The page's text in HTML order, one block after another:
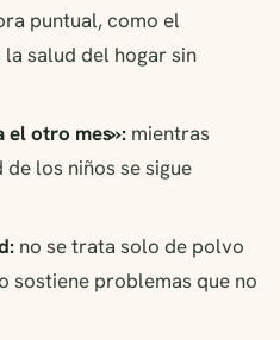
puntual, como el
salud del hogar sin
el otro mes»: mientras
los niños se sigue
no se trata solo de polvo
sostiene problemas que no